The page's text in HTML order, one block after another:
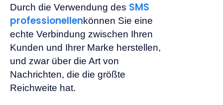
Durch die Verwendung des SMS
professionellenkönnen Sie eine
echte Verbindung zwischen Ihren
Kunden und Ihrer Marke herstellen,
und zwar über die Art von
Nachrichten, die die größte
Reichweite hat.